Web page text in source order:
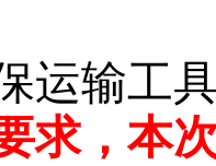
运输工
求，本